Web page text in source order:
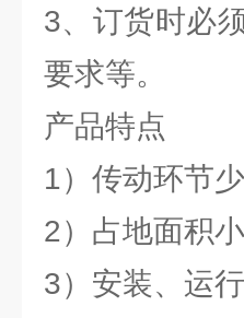
3、订货时必
要求等。
产品特点
1）传动环节
2）占地面积
3）安装、运